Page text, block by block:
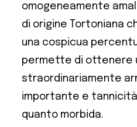
omogeneamente
di origine Tortoniana
una cospicua
permette di ottenere
straordinariamente
importante e
quanto morbida.